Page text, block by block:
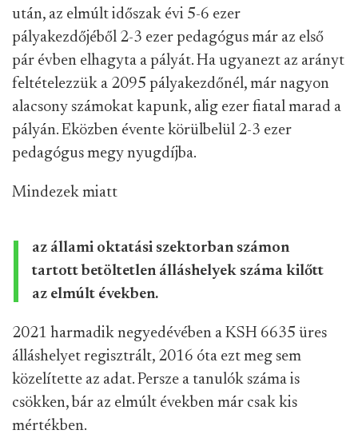
után, az elmúlt időszak évi 5-6 ezer
pályakezdőjéből 2-3 ezer pedagógus már az első
pár évben elhagyta a pályát. Ha ugyanezt az arányt
feltételezzük a 2095 pályakezdőnél, már nagyon
alacsony számokat kapunk, alig ezer fiatal marad a
pályán. Eközben évente körülbelül 2-3 ezer
pedagógus megy nyugdíjba.
Mindezek miatt
az állami oktatási szektorban számon
tartott betöltetlen álláshelyek száma kilőtt
az elmúlt években.
2021 harmadik negyedévében a KSH 6635 üres
álláshelyet regisztrált, 2016 óta ezt meg sem
közelítette az adat. Persze a tanulók száma is
csökken, bár az elmúlt években már csak kis
mértékben.